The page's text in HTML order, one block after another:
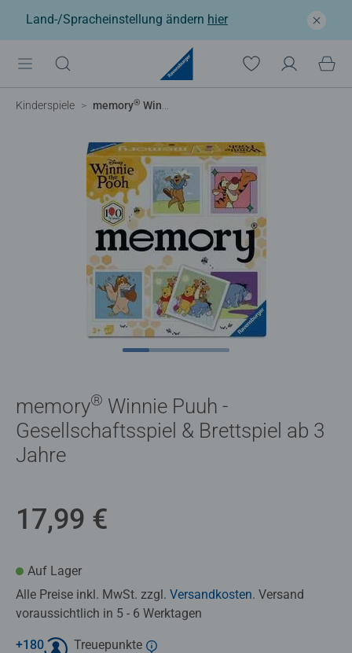
Land-/Spracheinstellung ändern hier
Kinderspiele memory® Winnie Puuh
memory® Winnie Puuh -
Gesellschaftsspiel & Brettspiel ab 3
Jahre
17,99 €
Auf Lager
Alle Preise inkl. MwSt. zzgl. Versandkosten. Versand
voraussichtlich in 5 - 6 Werktagen
+180 Treuepunkte